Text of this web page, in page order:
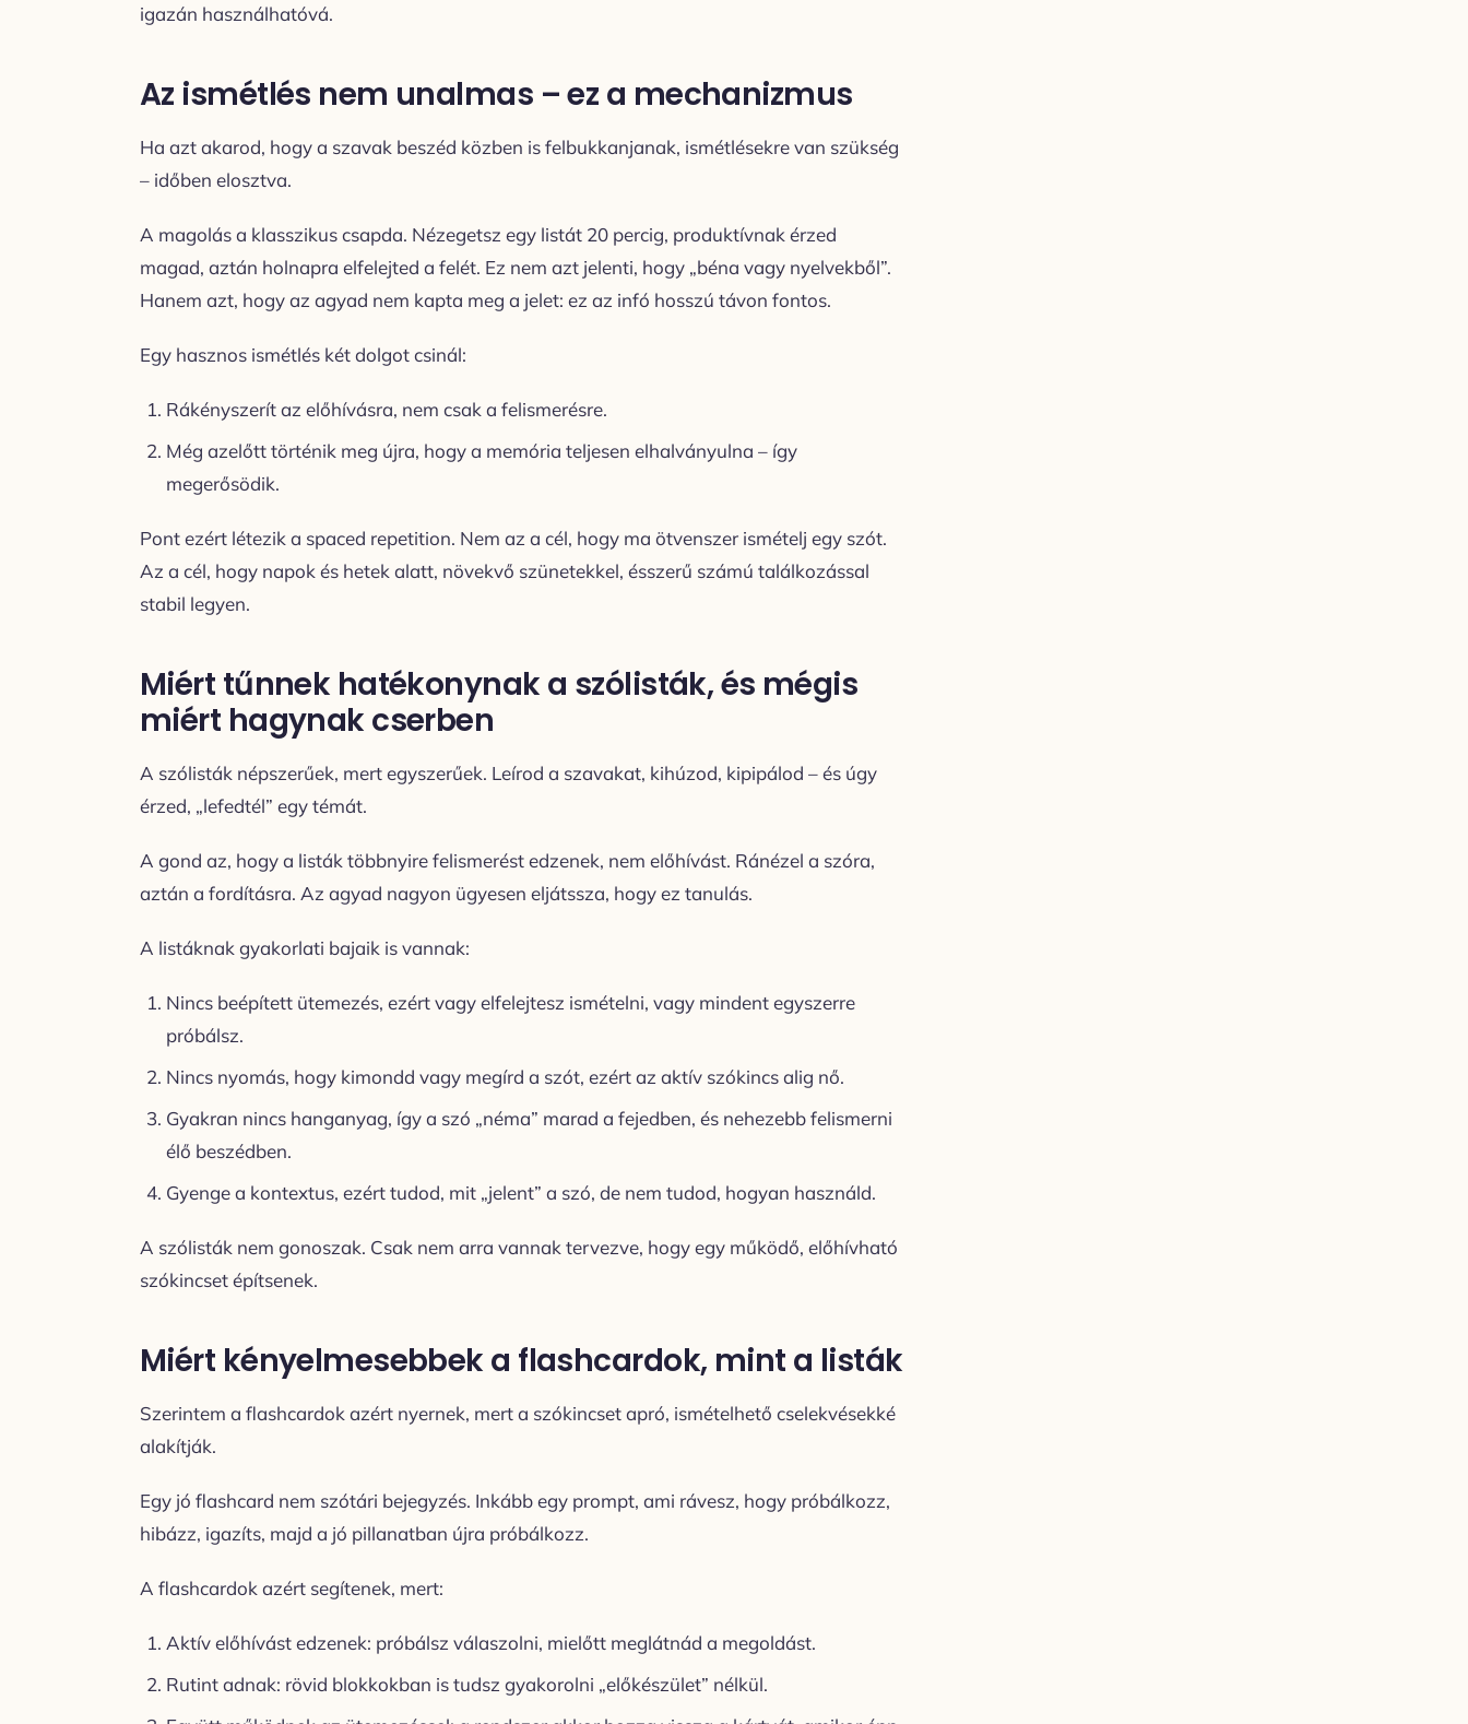
igazán használhatóvá.
Az ismétlés nem unalmas – ez a mechanizmus
Ha azt akarod, hogy a szavak beszéd közben is felbukkanjanak, ismétlésekre van szükség
– időben elosztva.
A magolás a klasszikus csapda. Nézegetsz egy listát 20 percig, produktívnak érzed
magad, aztán holnapra elfelejted a felét. Ez nem azt jelenti, hogy „béna vagy nyelvekből”.
Hanem azt, hogy az agyad nem kapta meg a jelet: ez az infó hosszú távon fontos.
Egy hasznos ismétlés két dolgot csinál:
Rákényszerít az előhívásra, nem csak a felismerésre.
Még azelőtt történik meg újra, hogy a memória teljesen elhalványulna – így
megerősödik.
Pont ezért létezik a spaced repetition. Nem az a cél, hogy ma ötvenszer ismételj egy szót.
Az a cél, hogy napok és hetek alatt, növekvő szünetekkel, ésszerű számú találkozással
stabil legyen.
Miért tűnnek hatékonynak a szólisták, és mégis
miért hagynak cserben
A szólisták népszerűek, mert egyszerűek. Leírod a szavakat, kihúzod, kipipálod – és úgy
érzed, „lefedtél” egy témát.
A gond az, hogy a listák többnyire felismerést edzenek, nem előhívást. Ránézel a szóra,
aztán a fordításra. Az agyad nagyon ügyesen eljátssza, hogy ez tanulás.
A listáknak gyakorlati bajaik is vannak:
Nincs beépített ütemezés, ezért vagy elfelejtesz ismételni, vagy mindent egyszerre
próbálsz.
Nincs nyomás, hogy kimondd vagy megírd a szót, ezért az aktív szókincs alig nő.
Gyakran nincs hanganyag, így a szó „néma” marad a fejedben, és nehezebb felismerni
élő beszédben.
Gyenge a kontextus, ezért tudod, mit „jelent” a szó, de nem tudod, hogyan használd.
A szólisták nem gonoszak. Csak nem arra vannak tervezve, hogy egy működő, előhívható
szókincset építsenek.
Miért kényelmesebbek a flashcardok, mint a listák
Szerintem a flashcardok azért nyernek, mert a szókincset apró, ismételhető cselekvésekké
alakítják.
Egy jó flashcard nem szótári bejegyzés. Inkább egy prompt, ami rávesz, hogy próbálkozz,
hibázz, igazíts, majd a jó pillanatban újra próbálkozz.
A flashcardok azért segítenek, mert:
Aktív előhívást edzenek: próbálsz válaszolni, mielőtt meglátnád a megoldást.
Rutint adnak: rövid blokkokban is tudsz gyakorolni „előkészület” nélkül.